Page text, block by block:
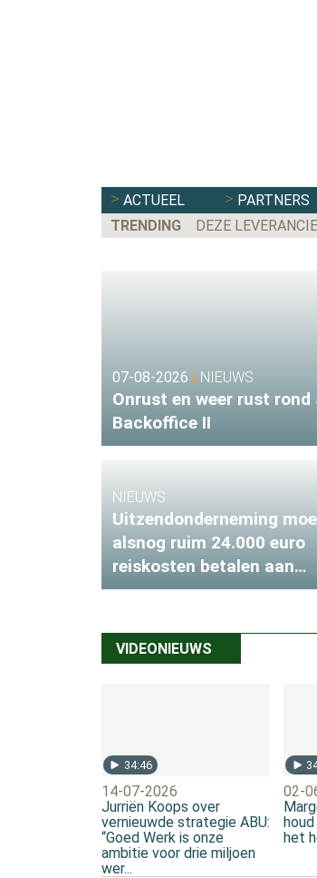
ACTUEEL PARTNERS
TRENDING
DEZE
FLEXBRANCHE
07-08-2026 | NIEUWS
Onrust en weer rust rond
Backoffice II
NIEUWS
Uitzendonderneming
alsnog ruim 24.000 euro
reiskosten betalen aan
Poolse schoonmakers
VIDEONIEUWS
34:46
14-07-2026
Jurriën Koops over
vernieuwde strategie ABU:
“Goed Werk is onze
ambitie voor drie miljoen
wer...
02-
het